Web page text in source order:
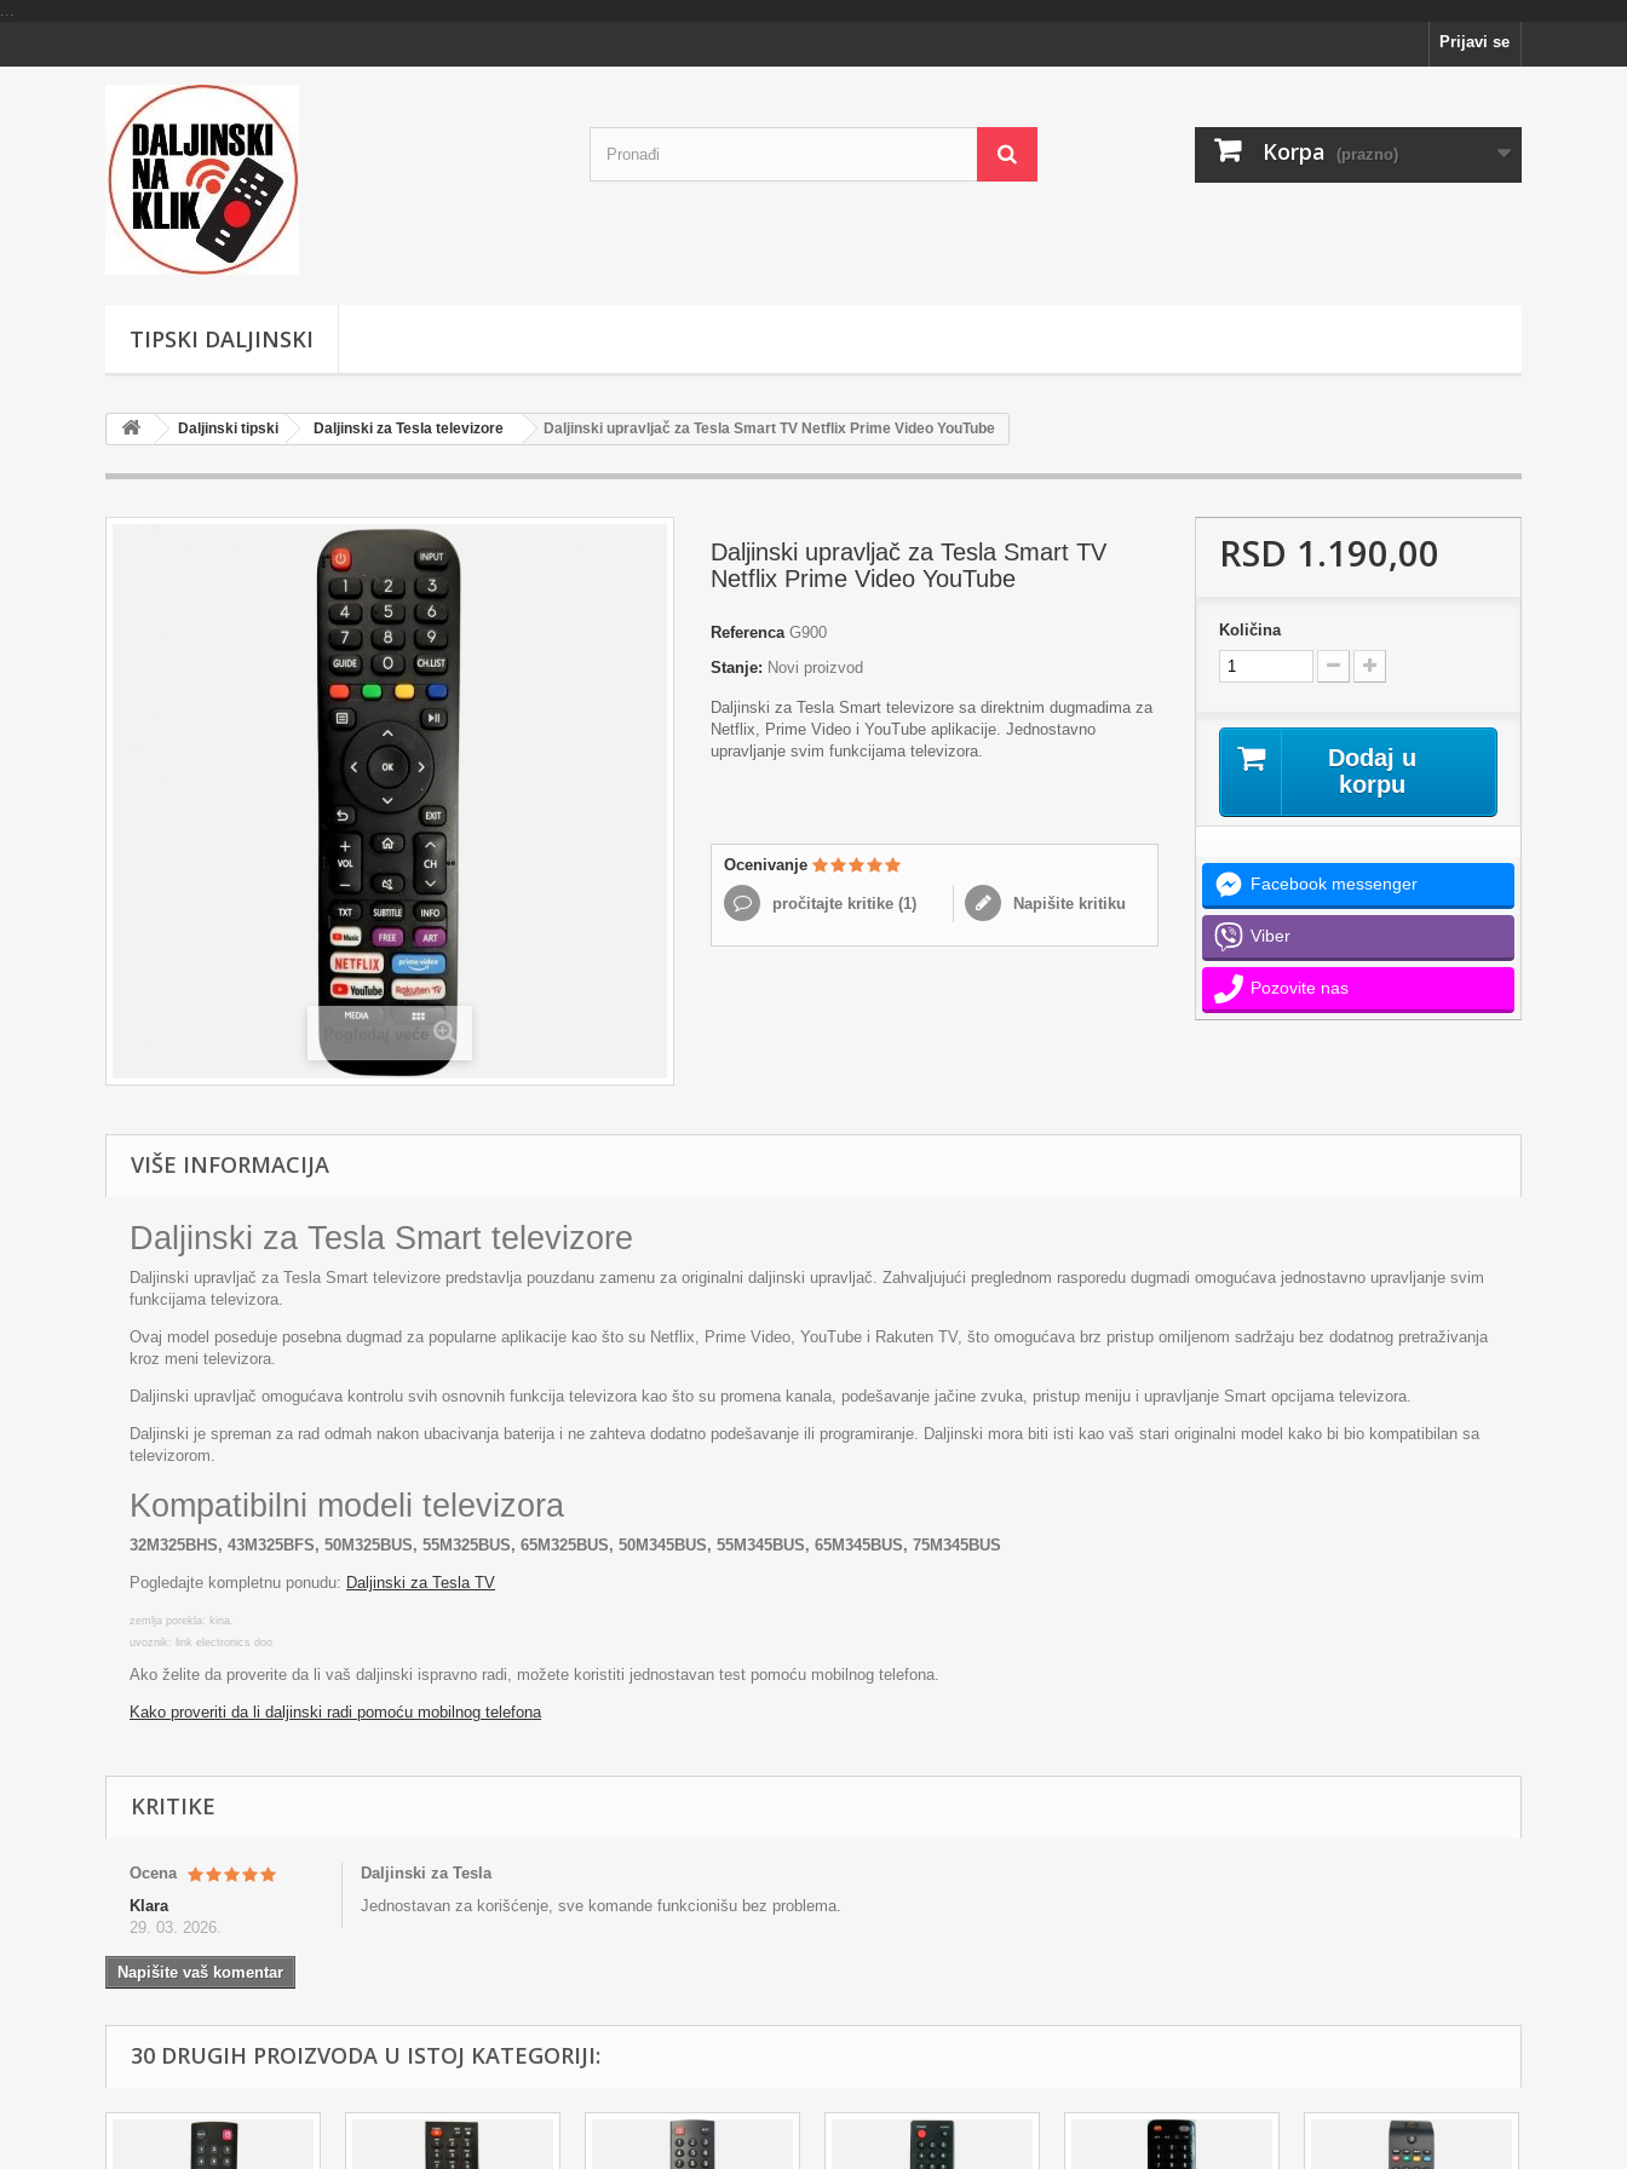
...
Prijavi se
Korpa (prazno)
TIPSKI DALJINSKI
Daljinski tipski Daljinski za Tesla televizore Daljinski upravljač za Tesla Smart TV Netflix Prime Video YouTube
Pogledaj veće
Daljinski upravljač za Tesla Smart TV
Netflix Prime Video YouTube
Referenca G900
Stanje: Novi proizvod
Daljinski za Tesla Smart televizore sa direktnim dugmadima za
Netflix, Prime Video i YouTube aplikacije. Jednostavno
upravljanje svim funkcijama televizora.
Ocenivanje
pročitajte kritike (1) Napišite kritiku
RSD 1.190,00
Količina
Dodaj u
korpu
Facebook messenger
Viber
Pozovite nas
VIŠE INFORMACIJA
Daljinski za Tesla Smart televizore
Daljinski upravljač za Tesla Smart televizore predstavlja pouzdanu zamenu za originalni daljinski upravljač. Zahvaljujući preglednom rasporedu dugmadi omogućava jednostavno upravljanje svim
funkcijama televizora.
Ovaj model poseduje posebna dugmad za popularne aplikacije kao što su Netflix, Prime Video, YouTube i Rakuten TV, što omogućava brz pristup omiljenom sadržaju bez dodatnog pretraživanja
kroz meni televizora.
Daljinski upravljač omogućava kontrolu svih osnovnih funkcija televizora kao što su promena kanala, podešavanje jačine zvuka, pristup meniju i upravljanje Smart opcijama televizora.
Daljinski je spreman za rad odmah nakon ubacivanja baterija i ne zahteva dodatno podešavanje ili programiranje. Daljinski mora biti isti kao vaš stari originalni model kako bi bio kompatibilan sa
televizorom.
Kompatibilni modeli televizora
32M325BHS, 43M325BFS, 50M325BUS, 55M325BUS, 65M325BUS, 50M345BUS, 55M345BUS, 65M345BUS, 75M345BUS
Pogledajte kompletnu ponudu: Daljinski za Tesla TV
zemlja porekla: kina.
uvoznik: link electronics doo
Ako želite da proverite da li vaš daljinski ispravno radi, možete koristiti jednostavan test pomoću mobilnog telefona.
Kako proveriti da li daljinski radi pomoću mobilnog telefona
KRITIKE
Ocena
Klara
29. 03. 2026.
Daljinski za Tesla
Jednostavan za korišćenje, sve komande funkcionišu bez problema.
Napišite vaš komentar
30 DRUGIH PROIZVODA U ISTOJ KATEGORIJI: